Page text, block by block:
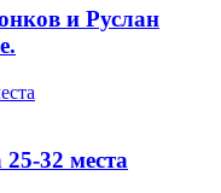
и Руслан
25-32 места